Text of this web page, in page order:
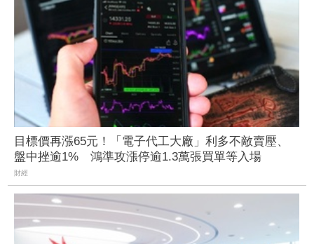
目標價再漲65元！「電子代工大廠」利多不敵賣壓、
盤中挫逾1% 鴻準攻漲停逾1.3萬張買單等入場
財經